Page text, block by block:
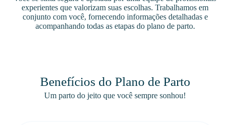
experientes que valorizam suas escolhas. Trabalhamos em
conjunto com você, fornecendo informações detalhadas e
acompanhando todas as etapas do plano de parto.
Benefícios do Plano de Parto
Um parto do jeito que você sempre sonhou!